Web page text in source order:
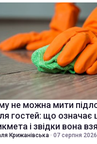
не можна мити
гостей: що означає
і звідки вона
Крижанівська · 07 серпня